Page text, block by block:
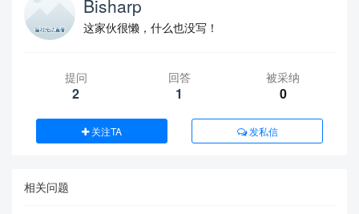
Bisharp
这家伙很懒，什么也没写！
提问
2
回答
1
被采纳
0
关注TA 发私信
相关问题